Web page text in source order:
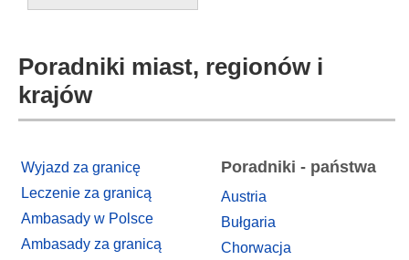
Poradniki miast, regionów i
krajów
Wyjazd za granicę
Leczenie za granicą
Ambasady w Polsce
Ambasady za granicą
Poradniki - państwa
Austria
Bułgaria
Chorwacja